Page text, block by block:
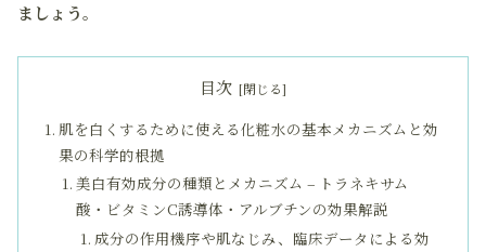
ましょう。
目次
肌を白くするために使える化粧水の基本メカニズムと効
果の科学的根拠
美白有効成分の種類とメカニズム – トラネキサム
酸・ビタミンC誘導体・アルブチンの効果解説
成分の作用機序や肌なじみ、臨床データによる効